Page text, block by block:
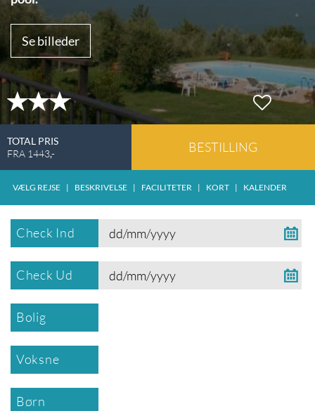
Se billeder
TOTAL PRIS
FRA 1443,- BESTILLING
VÆLG REJSE | BESKRIVELSE | FACILITETER | KORT | KALENDER
Check Ind
Check Ud
Bolig
Voksne
Børn